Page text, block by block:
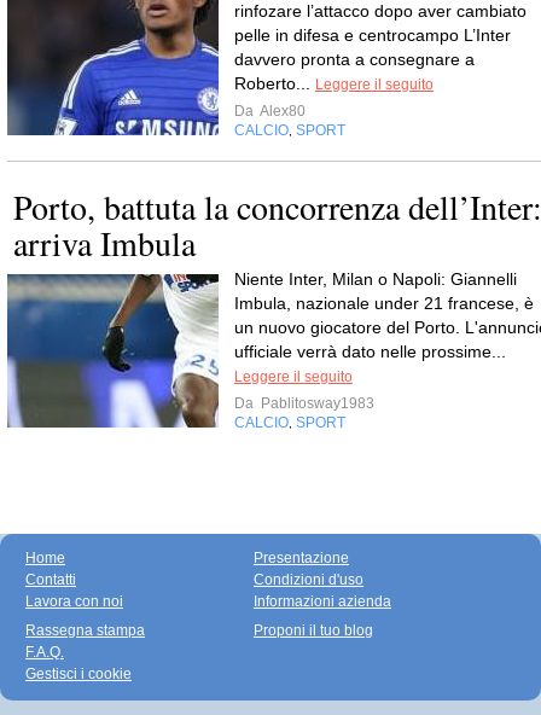
rinfozare l’attacco dopo aver cambiato
pelle in difesa e centrocampo L’Inter
davvero pronta a consegnare a
Roberto...
Leggere il seguito
Da Alex80
CALCIO SPORT
Porto, battuta la concorrenza dell’Inter:
arriva Imbula
Niente Inter, Milan o Napoli: Giannelli
Imbula, nazionale under 21 francese, è
un nuovo giocatore del Porto.
ufficiale verrà dato nelle prossime...
Leggere il seguito
Da Pablitosway1983
CALCIO SPORT
Home
Contatti
Lavora con noi
Presentazione
Condizioni d'uso
Informazioni azienda
Rassegna stampa
F.A.Q.
Gestisci i cookie
Proponi il tuo blog